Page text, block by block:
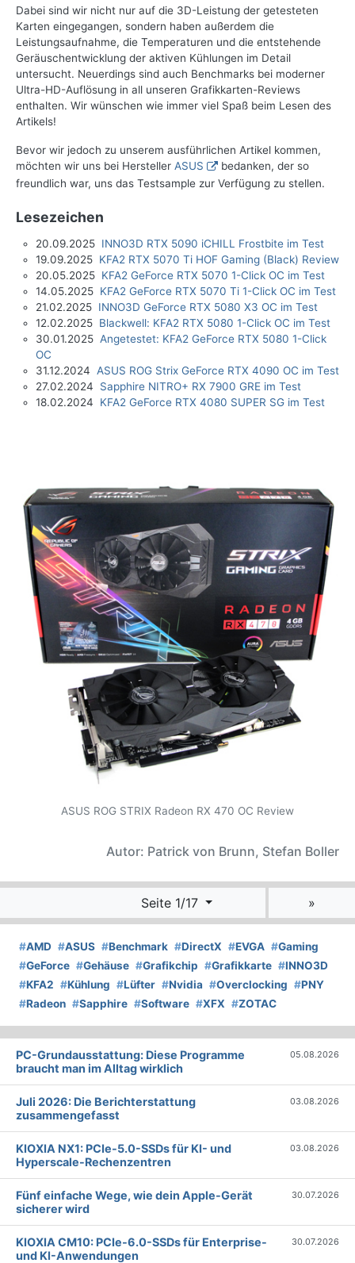
Dabei sind wir nicht nur auf die 3D-Leistung der getesteten
Karten eingegangen, sondern haben außerdem die
Leistungsaufnahme, die Temperaturen und die entstehende
Geräuschentwicklung der aktiven Kühlungen im Detail
untersucht. Neuerdings sind auch Benchmarks bei moderner
Ultra-HD-Auflösung in all unseren Grafikkarten-Reviews
enthalten. Wir wünschen wie immer viel Spaß beim Lesen des
Artikels!
Bevor wir jedoch zu unserem ausführlichen Artikel kommen,
möchten wir uns bei Hersteller ASUS
bedanken, der so
freundlich war, uns das Testsample zur Verfügung zu stellen.
Lesezeichen
20.09.2025 INNO3D RTX 5090 iCHILL Frostbite im Test
19.09.2025 KFA2 RTX 5070 Ti HOF Gaming (Black) Review
20.05.2025 KFA2 GeForce RTX 5070 1-Click OC im Test
14.05.2025 KFA2 GeForce RTX 5070 Ti 1-Click OC im Test
21.02.2025 INNO3D GeForce RTX 5080 X3 OC im Test
12.02.2025 Blackwell: KFA2 RTX 5080 1-Click OC im Test
30.01.2025 Angetestet: KFA2 GeForce RTX 5080 1-Click
OC
31.12.2024 ASUS ROG Strix GeForce RTX 4090 OC im Test
27.02.2024 Sapphire NITRO+ RX 7900 GRE im Test
18.02.2024 KFA2 GeForce RTX 4080 SUPER SG im Test
ASUS ROG STRIX Radeon RX 470 OC Review
Autor: Patrick von Brunn, Stefan Boller
Seite 1/17 »
#AMD #ASUS #Benchmark #DirectX #EVGA #Gaming
#GeForce #Gehäuse #Grafikchip #Grafikkarte #INNO3D
#KFA2 #Kühlung #Lüfter #Nvidia #Overclocking #PNY
#Radeon #Sapphire #Software #XFX #ZOTAC
PC-Grundausstattung: Diese Programme
braucht man im Alltag wirklich
05.08.2026
Juli 2026: Die Bericht­erstattung
zusammengefasst
03.08.2026
KIOXIA NX1: PCIe-5.0-SSDs für KI- und
Hyperscale-Rechenzentren
03.08.2026
Fünf einfache Wege, wie dein Apple-Gerät
sicherer wird
30.07.2026
KIOXIA CM10: PCIe-6.0-SSDs für Enterprise-
und KI-Anwendungen
30.07.2026